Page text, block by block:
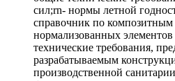
сил;rn- нормы летной
справочник по
нормализованных элементов
технические требования,
разрабатываемым
производственной